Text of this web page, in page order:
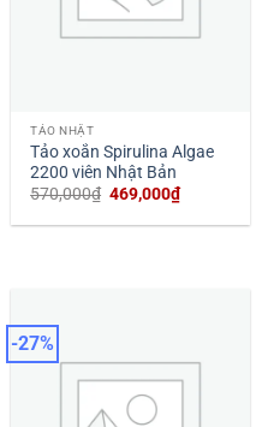
TẢO NHẬT
Tảo xoắn Spirulina Algae
2200 viên Nhật Bản
570,000₫ Giá
là:
469,000₫Giá
hiện
tại
-27%